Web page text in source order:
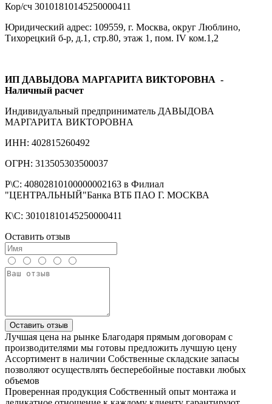
Кор/сч 30101810145250000411
Юридический адрес: 109559, г. Москва, округ Люблино,
Тихорецкий б-р, д.1, стр.80, этаж 1, пом. IV ком.1,2
ИП ДАВЫДОВА МАРГАРИТА ВИКТОРОВНА -
Наличный расчет
Индивидуальный предприниматель ДАВЫДОВА
МАРГАРИТА ВИКТОРОВНА
ИНН: 402815260492
ОГРН: 313505303500037
Р\С: 40802810100000002163 в Филиал
"ЦЕНТРАЛЬНЫЙ"Банка ВТБ ПАО Г. МОСКВА
К\С: 30101810145250000411
Оставить отзыв
Оставить отзыв
Лучшая цена на рынке Благодаря прямым договорам с
производителями мы готовы предложить лучшую цену
Ассортимент в наличии Собственные складские запасы
позволяют осуществлять бесперебойные поставки любых
объемов
Проверенная продукция Собственный опыт монтажа и